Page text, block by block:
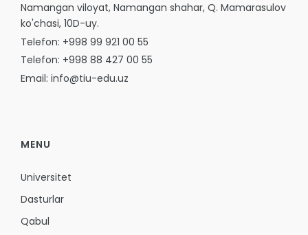
Namangan viloyat, Namangan shahar, Q. Mamarasulov
ko'chasi, 10D-uy.
Telefon: +998 99 921 00 55
Telefon: +998 88 427 00 55
Email: info@tiu-edu.uz
MENU
Universitet
Dasturlar
Qabul